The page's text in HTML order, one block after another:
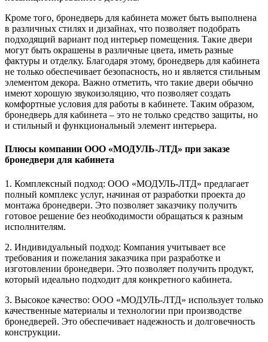
Кроме того, бронедверь для кабинета может быть выполнена
в различных стилях и дизайнах, что позволяет подобрать
подходящий вариант под интерьер помещения. Такие двери
могут быть окрашены в различные цвета, иметь разные
фактуры и отделку. Благодаря этому, бронедверь для кабинета
не только обеспечивает безопасность, но и является стильным
элементом декора. Важно отметить, что такие двери обычно
имеют хорошую звукоизоляцию, что позволяет создать
комфортные условия для работы в кабинете. Таким образом,
бронедверь для кабинета – это не только средство защиты, но
и стильный и функциональный элемент интерьера.
Плюсы компании ООО «МОДУЛЬ-ЛТД» при заказе
бронедвери для кабинета
1. Комплексный подход: ООО «МОДУЛЬ-ЛТД» предлагает
полный комплекс услуг, начиная от разработки проекта до
монтажа бронедвери. Это позволяет заказчику получить
готовое решение без необходимости обращаться к разным
исполнителям.
2. Индивидуальный подход: Компания учитывает все
требования и пожелания заказчика при разработке и
изготовлении бронедвери. Это позволяет получить продукт,
который идеально подходит для конкретного кабинета.
3. Высокое качество: ООО «МОДУЛЬ-ЛТД» использует только
качественные материалы и технологии при производстве
бронедверей. Это обеспечивает надежность и долговечность
конструкции.